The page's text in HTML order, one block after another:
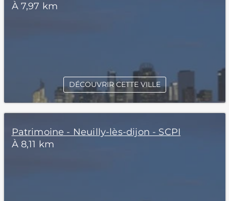
À 7,97 km
DÉCOUVRIR CETTE VILLE
Patrimoine - Neuilly-lès-dijon - SCPI
À 8,11 km